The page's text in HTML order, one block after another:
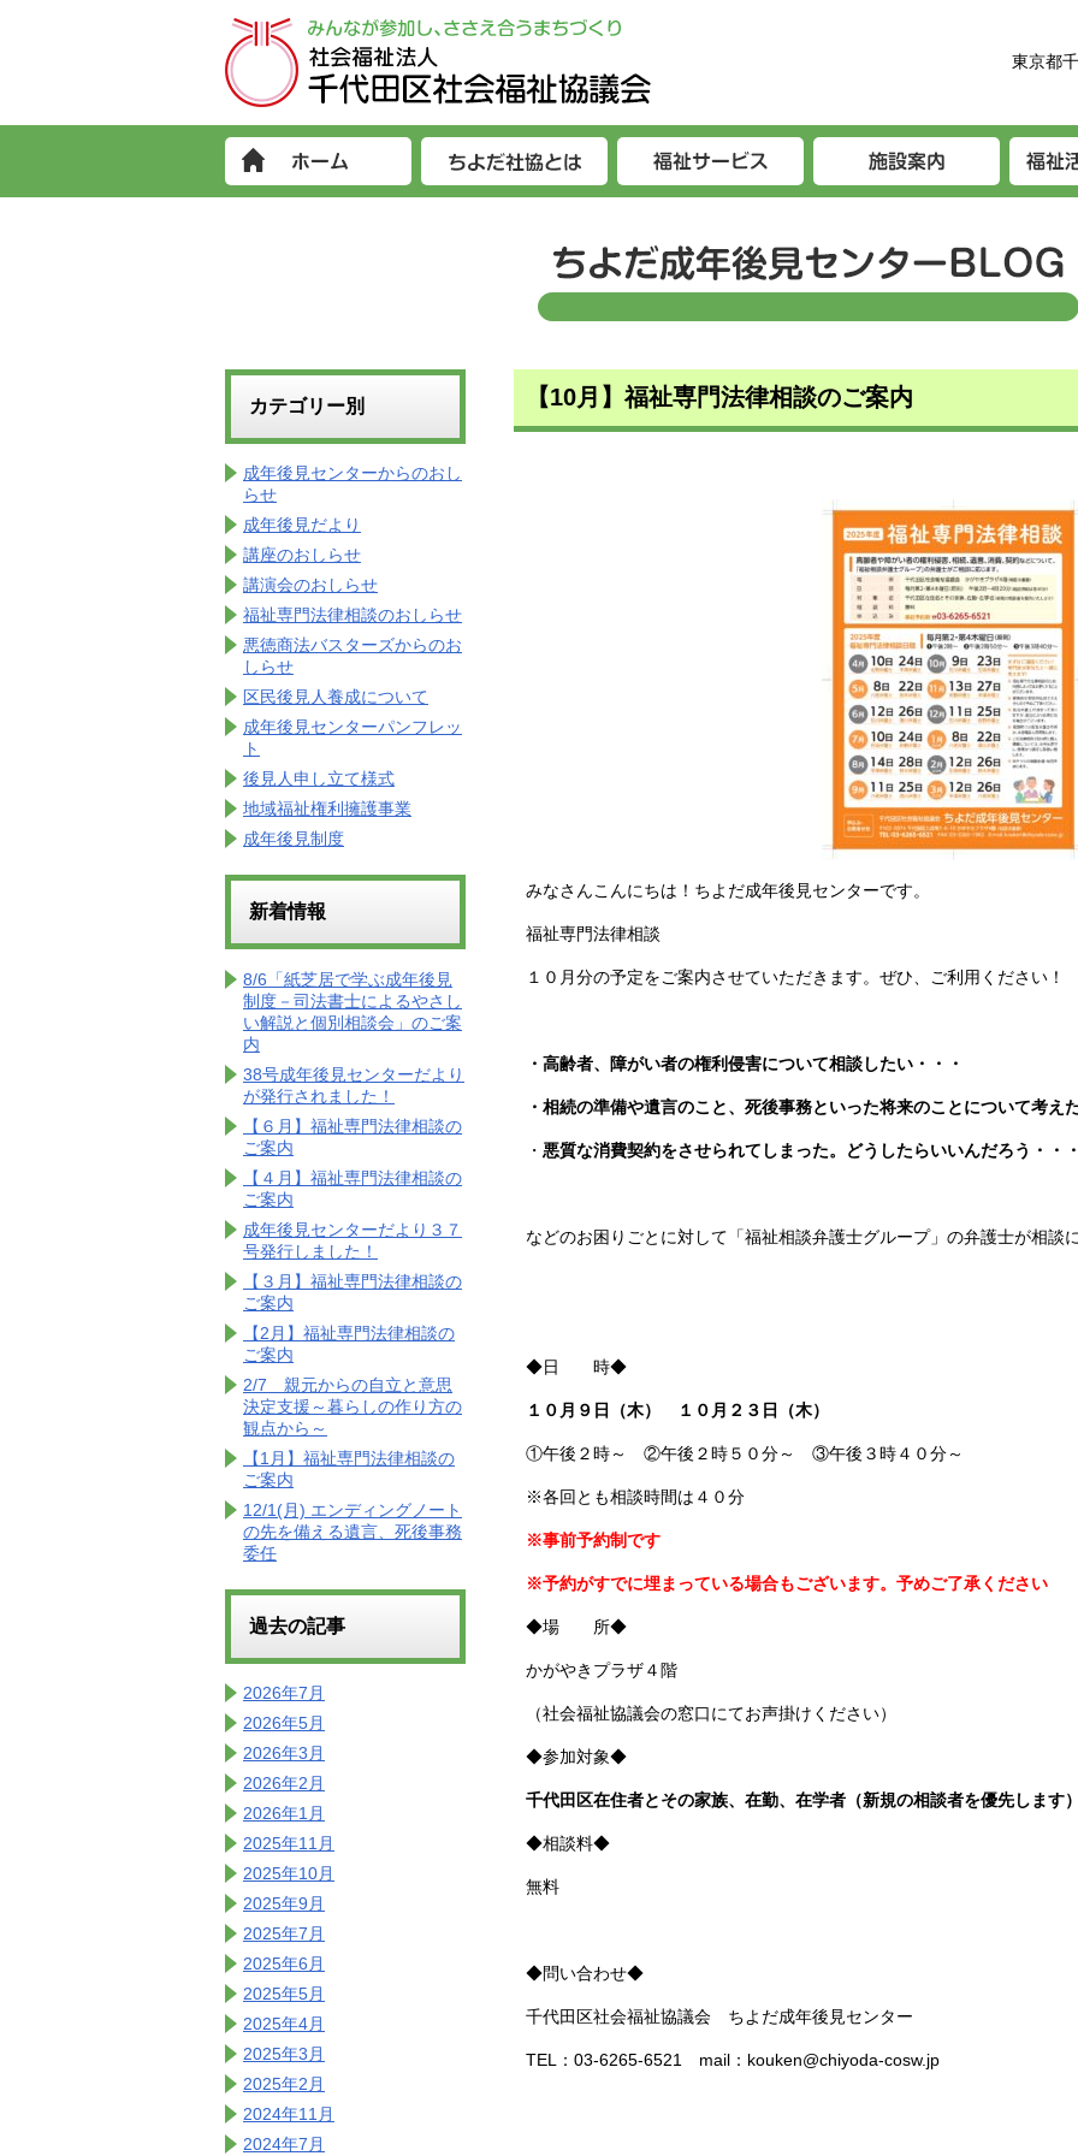
東京都
【10月】福祉専門法律相談のご案内
みなさんこんにちは！ちよだ成年後見センターです。
福祉専門法律相談
１０月分の予定をご案内させていただきます。ぜひ、ご利用ください！
・高齢者、障がい者の権利侵害について相談したい・・・
・相続の準備や遺言のこと、死後事務といった将来のことについて考え
・ 悪質な消費契約をさせられてしまった。どうしたらいいんだろう・・・
などのお困りごとに対して「福祉相談弁護士グループ」の弁護士が相談
◆日 時◆
１０月９日（木） １０月２３日（木）
①午後２時～ ②午後２時５０分～ ③午後３時４０分～
※各回とも相談時間は４０分
※事前予約制です
※予約がすでに埋まっている場合もございます。予めご了承ください
◆場 所◆
かがやきプラザ４階
（社会福祉協議会の窓口にてお声掛けください）
◆参加対象◆
千代田区在住者とその家族、在勤、在学者（新規の相談者を優先します）
◆相談料◆
無料
◆問い合わせ◆
千代田区社会福祉協議会 ちよだ成年後見センター
TEL：03-6265-6521 mail：kouken@chiyoda-cosw.jp
カテゴリー別
成年後見センターからのおし
らせ
成年後見だより
講座のおしらせ
講演会のおしらせ
福祉専門法律相談のおしらせ
悪徳商法バスターズからのお
しらせ
区民後見人養成について
成年後見センターパンフレッ
ト
後見人申し立て様式
地域福祉権利擁護事業
成年後見制度
新着情報
8/6「紙芝居で学ぶ成年後見
制度－司法書士によるやさし
い解説と個別相談会」のご案
内
38号成年後見センターだより
が発行されました！
【６月】福祉専門法律相談の
ご案内
【４月】福祉専門法律相談の
ご案内
成年後見センターだより３７
号発行しました！
【３月】福祉専門法律相談の
ご案内
【2月】福祉専門法律相談の
ご案内
2/7 親元からの自立と意思
決定支援～暮らしの作り方の
観点から～
【1月】福祉専門法律相談の
ご案内
12/1(月) エンディングノート
の先を備える遺言、死後事務
委任
過去の記事
2026年7月
2026年5月
2026年3月
2026年2月
2026年1月
2025年11月
2025年10月
2025年9月
2025年7月
2025年6月
2025年5月
2025年4月
2025年3月
2025年2月
2024年11月
2024年7月